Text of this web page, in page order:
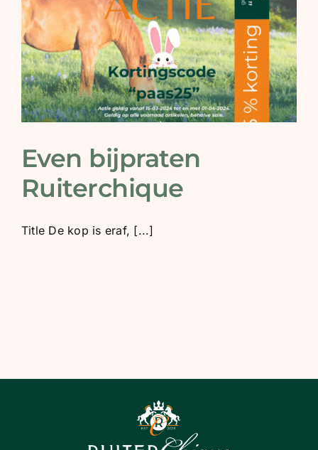
Even bijpraten
Ruiterchique
Title De kop is eraf, [...]